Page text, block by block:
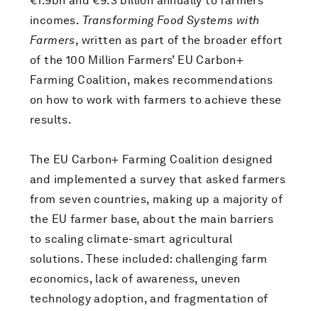
incomes. Transforming Food Systems with
Farmers, written as part of the broader effort
of the 100 Million Farmers’ EU Carbon+
Farming Coalition, makes recommendations
on how to work with farmers to achieve these
results.
The EU Carbon+ Farming Coalition designed
and implemented a survey that asked farmers
from seven countries, making up a majority of
the EU farmer base, about the main barriers
to scaling climate-smart agricultural
solutions. These included: challenging farm
economics, lack of awareness, uneven
technology adoption, and fragmentation of